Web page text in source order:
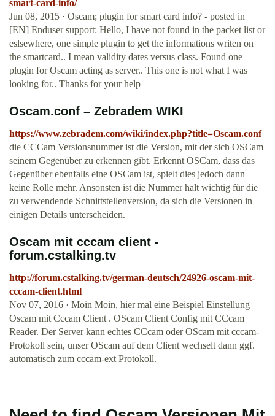
smart-card-info/
Jun 08, 2015 · Oscam; plugin for smart card info? - posted in
[EN] Enduser support: Hello, I have not found in the packet list or
eslsewhere, one simple plugin to get the informations writen on
the smartcard.. I mean validity dates versus class. Found one
plugin for Oscam acting as server.. This one is not what I was
looking for.. Thanks for your help
Oscam.conf – Zebradem WIKI
https://www.zebradem.com/wiki/index.php?title=Oscam.conf
die CCCam Versionsnummer ist die Version, mit der sich OSCam
seinem Gegenüber zu erkennen gibt. Erkennt OSCam, dass das
Gegenüber ebenfalls eine OSCam ist, spielt dies jedoch dann
keine Rolle mehr. Ansonsten ist die Nummer halt wichtig für die
zu verwendende Schnittstellenversion, da sich die Versionen in
einigen Details unterscheiden.
Oscam mit cccam client -
forum.cstalking.tv
http://forum.cstalking.tv/german-deutsch/24926-oscam-mit-
cccam-client.html
Nov 07, 2016 · Moin Moin, hier mal eine Beispiel Einstellung
Oscam mit Cccam Client . OScam Client Config mit CCcam
Reader. Der Server kann echtes CCcam oder OScam mit cccam-
Protokoll sein, unser OScam auf dem Client wechselt dann ggf.
automatisch zum cccam-ext Protokoll.